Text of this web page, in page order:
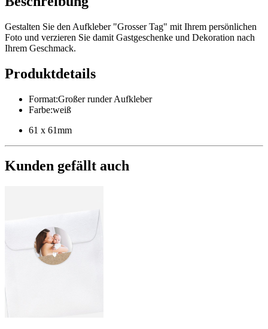
Gestalten Sie den Aufkleber "Grosser Tag" mit Ihrem persönlichen
Foto und verzieren Sie damit Gastgeschenke und Dekoration nach
Ihrem Geschmack.
Produktdetails
Format:Großer runder Aufkleber
Farbe:weiß
61 x 61mm
Kunden gefällt auch